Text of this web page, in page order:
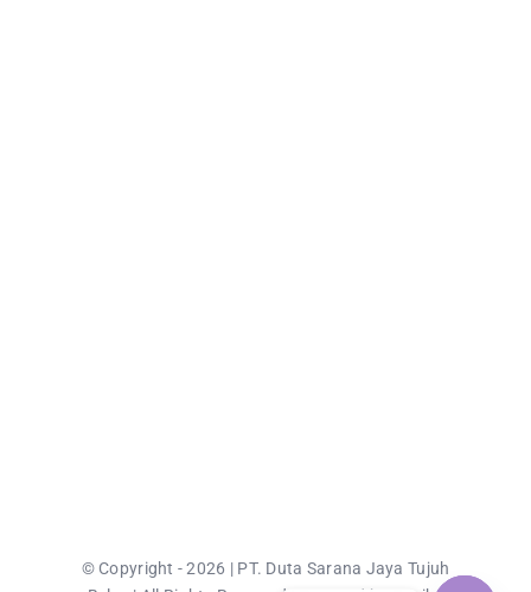
© Copyright - 2026 | PT. Duta Sarana Jaya Tujuh